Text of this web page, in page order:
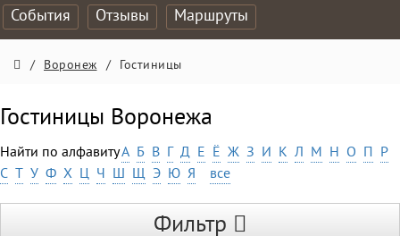
События
Отзывы Маршруты
/ Воронеж / Гостиницы
Гостиницы Воронежа
Найти по алфавитуА Б В Г Д Е Ё Ж З И К Л М Н О П Р
С Т У Ф Х Ц Ч Ш Щ Э Ю Я все
Фильтр